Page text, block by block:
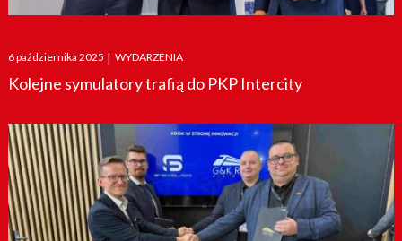
Posted
on
6 października 2025 | WYDARZENIA
Kolejne symulatory trafią do PKP Intercity